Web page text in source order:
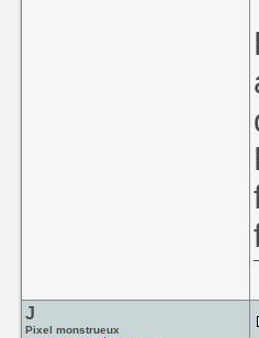
J
Pixel monstrueux